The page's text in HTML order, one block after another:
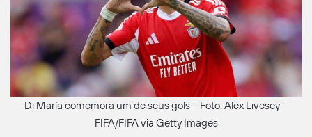
Di María comemora um de seus gols – Foto: Alex Livesey –
FIFA/FIFA via Getty Images